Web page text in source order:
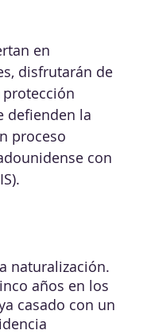
en
disfrutarán de
defienden la
proceso
con
naturalización.
años en los
casado con un